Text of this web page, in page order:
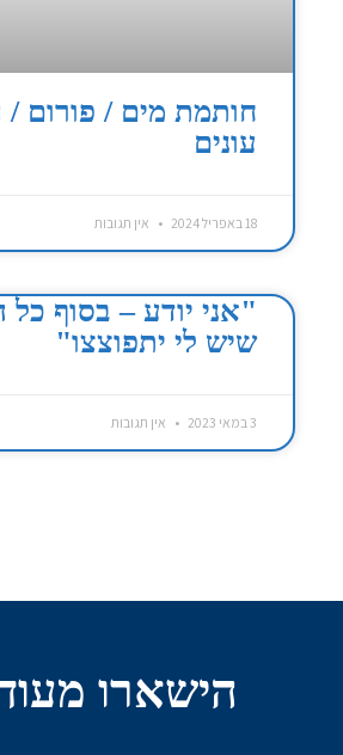
חותמת מים / פורום /
עונים
18 באפריל 2024 אין תגובות
"אני יודע – בסוף כל
שיש לי יתפוצצו"
3 במאי 2023 אין תגובות
הישארו